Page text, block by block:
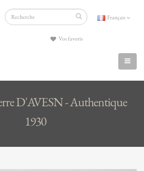
Français
Vos favoris
D'AVESN - Authentique
1930